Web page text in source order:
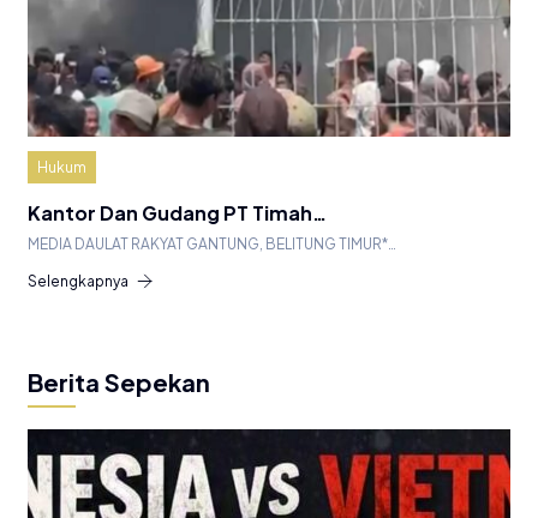
Hukum
Kantor Dan Gudang PT Timah…
MEDIA DAULAT RAKYAT GANTUNG, BELITUNG TIMUR*…
Selengkapnya
Berita Sepekan